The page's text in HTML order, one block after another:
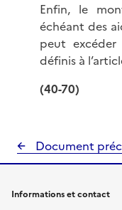
Enfin, le
échéant des
peut excéder
définis à
(40-70)
Document
Informations et contact